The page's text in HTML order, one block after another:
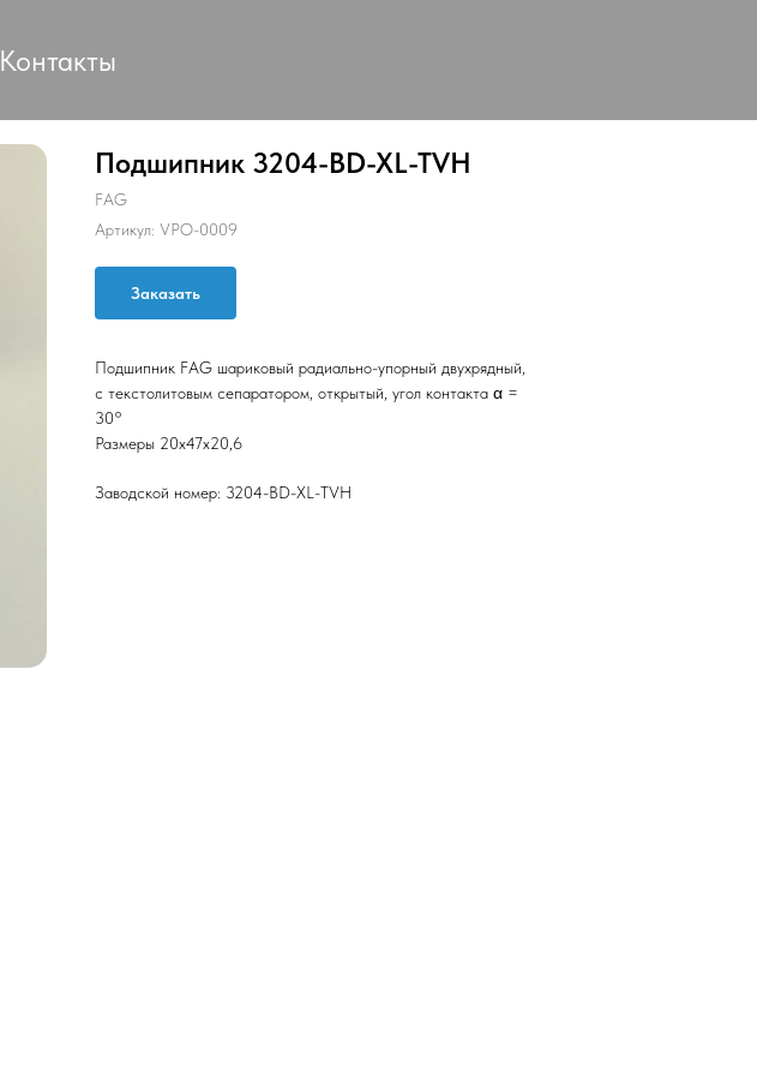
Контакты
Подшипник 3204-BD-XL-TVH
FAG
Артикул: VPO-0009
Заказать
Подшипник FAG шариковый радиально-упорный двухрядный,
с текстолитовым сепаратором, открытый, угол контакта α =
30°
Размеры 20х47х20,6
Заводской номер: 3204-BD-XL-TVH